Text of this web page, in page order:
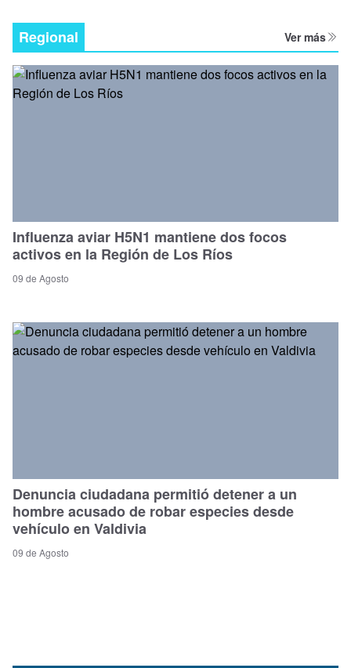
Regional Ver más
Influenza aviar H5N1 mantiene dos focos
activos en la Región de Los Ríos
09 de Agosto
Denuncia ciudadana permitió detener a un
hombre acusado de robar especies desde
vehículo en Valdivia
09 de Agosto